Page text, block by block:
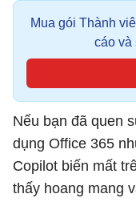
Mua gói Thành
cáo và
Nếu bạn đã quen
dụng Office 365
Copilot biến mất
thấy hoang mang